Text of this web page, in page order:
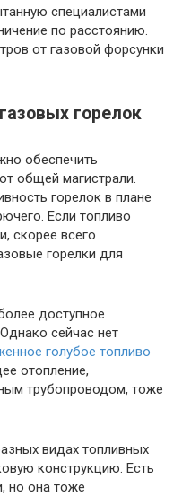
специалистами
по расстоянию.
от газовой форсунки
горелок
обеспечить
общей магистрали.
горелок в плане
Если топливо
скорее всего
горелки для
доступное
сейчас нет
голубое топливо
отопление,
трубопроводом, тоже
видах топливных
конструкцию. Есть
но она тоже